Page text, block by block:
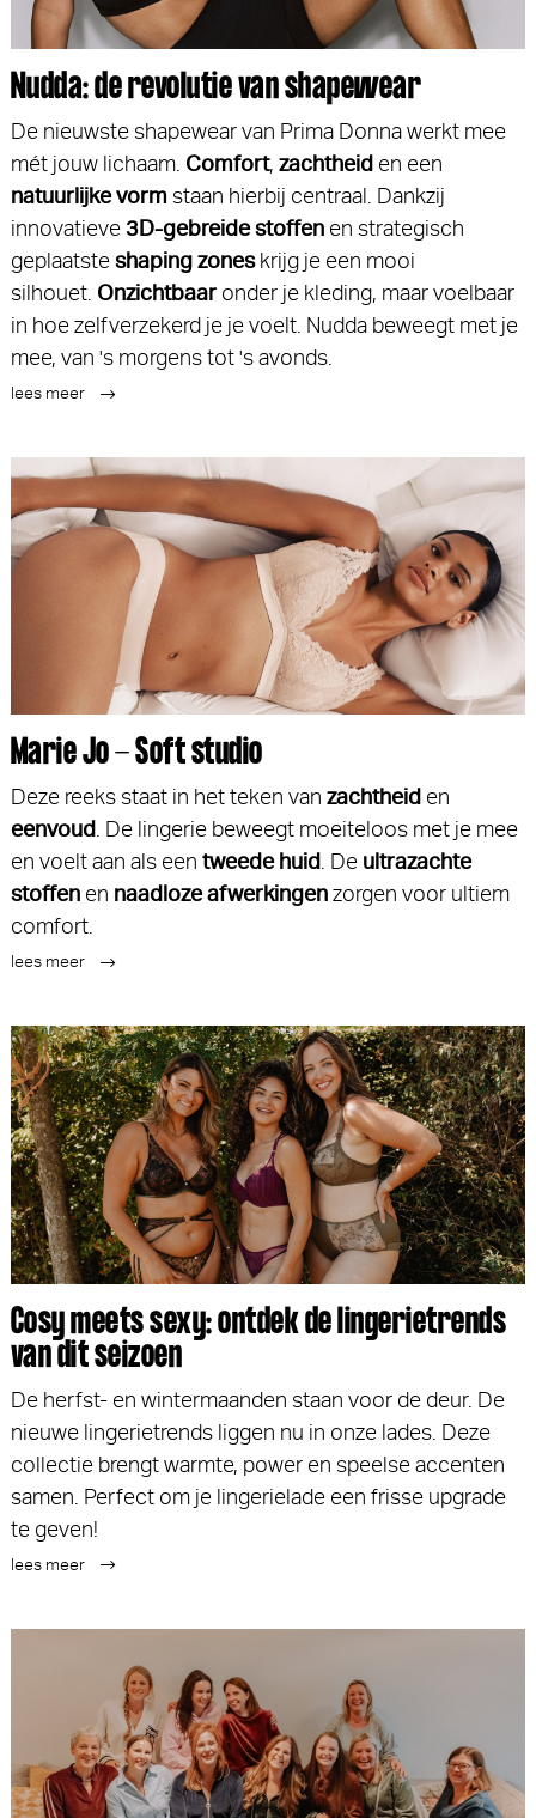
Nudda: de revolutie van shapewear
De nieuwste shapewear van Prima Donna werkt mee
mét jouw lichaam. Comfort, zachtheid en een
natuurlijke vormstaan hierbij centraal. Dankzij
innovatieve 3D-gebreide stoffenen strategisch
geplaatsteshaping zoneskrijg je een mooi
silhouet. Onzichtbaar onder je kleding, maar voelbaar
in hoe zelfverzekerd je je voelt. Nudda beweegt met je
mee, van 's morgens tot 's avonds.
lees meer
Marie Jo - Soft studio
Deze reeks staat in het teken van zachtheid en
eenvoud. De lingerie beweegt moeiteloos met je mee
en voelt aan als een tweede huid. De ultrazachte
stoffen en naadloze afwerkingenzorgen voor ultiem
comfort.
lees meer
Cosy meets sexy: ontdek de lingerietrends
van dit seizoen
De herfst- en wintermaanden staan voor de deur. De
nieuwe lingerietrends liggen nu in onze lades. Deze
collectie brengt warmte, power en speelse accenten
samen. Perfect om je lingerielade een frisse upgrade
te geven!
lees meer